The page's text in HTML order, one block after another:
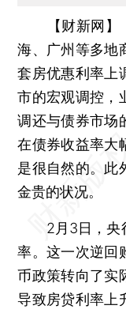
【财新网
海、广州等多地
套房优惠利率上
市的宏观调控，
调还与债券市场
在债券收益率大
是很自然的。此
金贵的状况。
2月3日，央行
率。这一次逆回
币政策转向了实
导致房贷利率上